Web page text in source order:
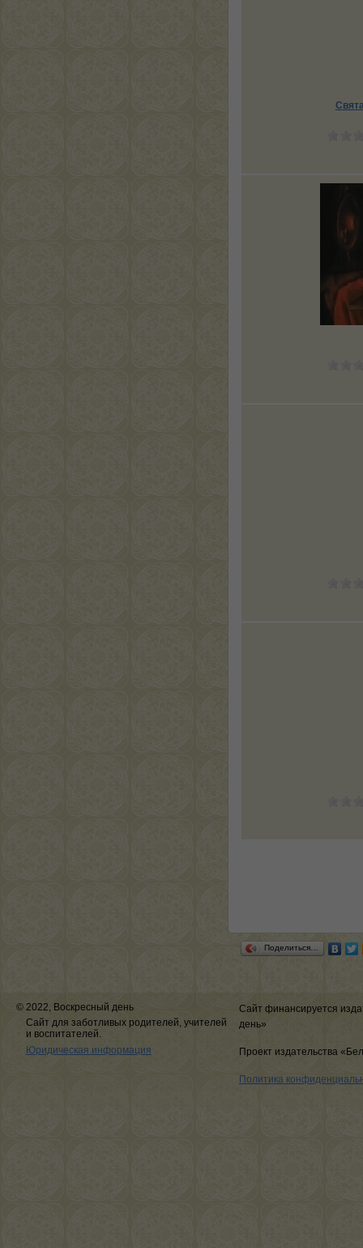
Поделиться…
© 2022, Воскресный день
Сайт для заботливых родителей, учителей
и воспитателей.
Юридическая информация
Сайт финансируется
день»
Проект издательства
Политика